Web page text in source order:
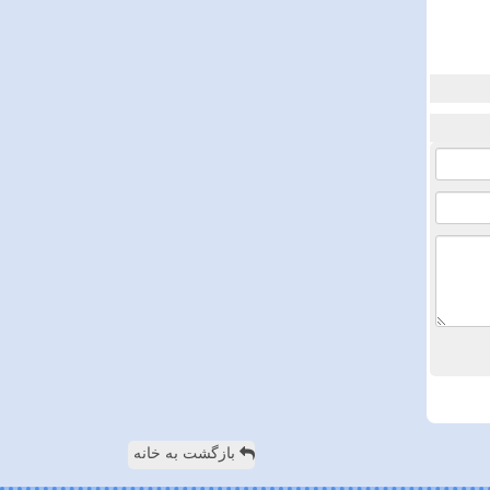
بازگشت به خانه